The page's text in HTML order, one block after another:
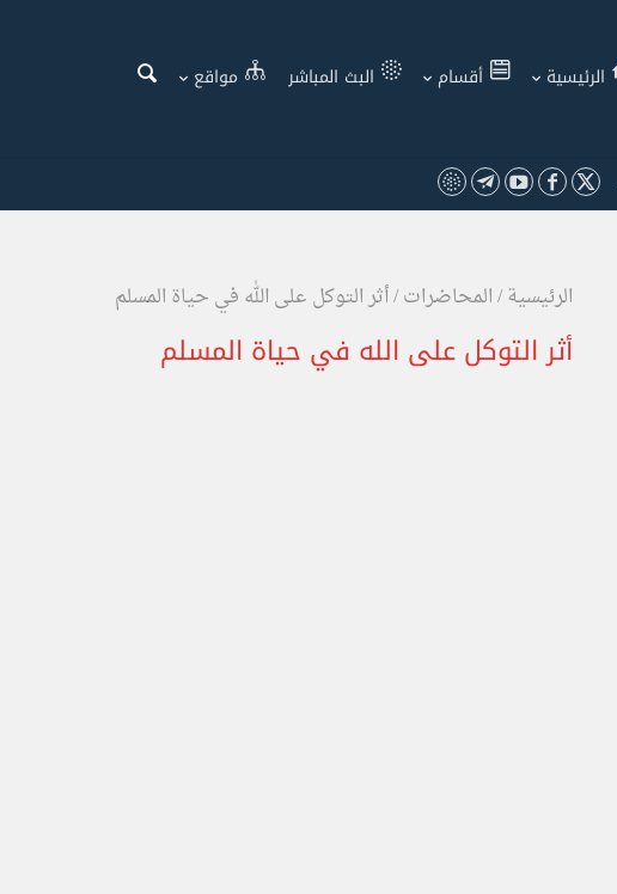
الرئيسية أقسام البث المباشر مواقع
الرئيسية/المحاضرات/أثر التوكل على الله في حياة المسلم
أثر التوكل على الله في حياة المسلم